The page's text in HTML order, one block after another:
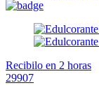
Recibilo en 2 horas
29907